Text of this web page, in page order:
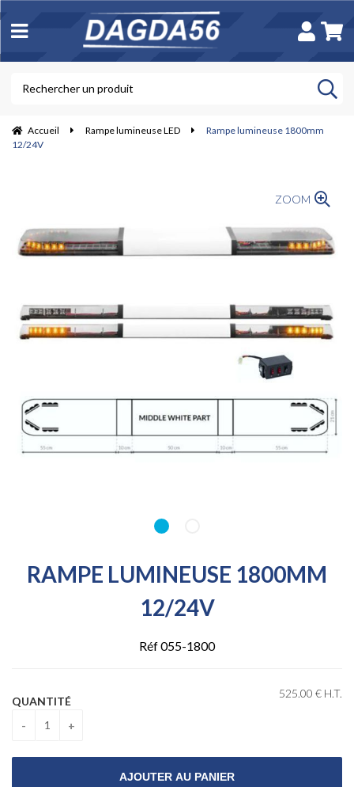
Accueil Rampe lumineuse LED
Rampe lumineuse 1800mm
12/24V
ZOOM
RAMPE LUMINEUSE 1800MM
12/24V
Réf 055-1800
525.00 € H.T.
QUANTITÉ